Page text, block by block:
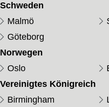
Schweden
Malmö
Göteborg
Norwegen
Oslo
Vereinigtes Königreich
Birmingham